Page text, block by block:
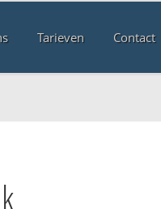
Tarieven Contact